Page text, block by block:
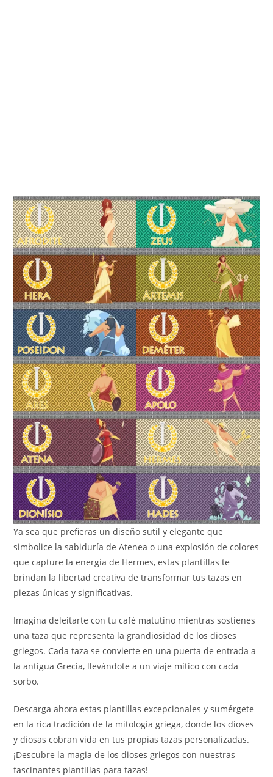
Ya sea que prefieras un diseño sutil y elegante que
simbolice la sabiduría de Atenea o una explosión de colores
que capture la energía de Hermes, estas plantillas te
brindan la libertad creativa de transformar tus tazas en
piezas únicas y significativas.
Imagina deleitarte con tu café matutino mientras sostienes
una taza que representa la grandiosidad de los dioses
griegos. Cada taza se convierte en una puerta de entrada a
la antigua Grecia, llevándote a un viaje mítico con cada
sorbo.
Descarga ahora estas plantillas excepcionales y sumérgete
en la rica tradición de la mitología griega, donde los dioses
y diosas cobran vida en tus propias tazas personalizadas.
¡Descubre la magia de los dioses griegos con nuestras
fascinantes plantillas para tazas!